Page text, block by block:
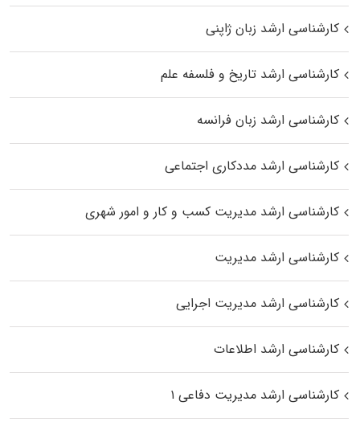
کارشناسی ارشد زبان ژاپنی
کارشناسی ارشد تاریخ و فلسفه علم
کارشناسی ارشد زبان فرانسه
کارشناسی ارشد مددکاری اجتماعی
کارشناسی ارشد مدیریت کسب و کار و امور شهری
کارشناسی ارشد مدیریت
کارشناسی ارشد مدیریت اجرایی
کارشناسی ارشد اطلاعات
کارشناسی ارشد مدیریت دفاعی ۱